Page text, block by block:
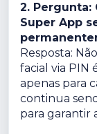
2. Pergunta:
Super App
Resposta:
facial via PIN
apenas para
continua
para garantir